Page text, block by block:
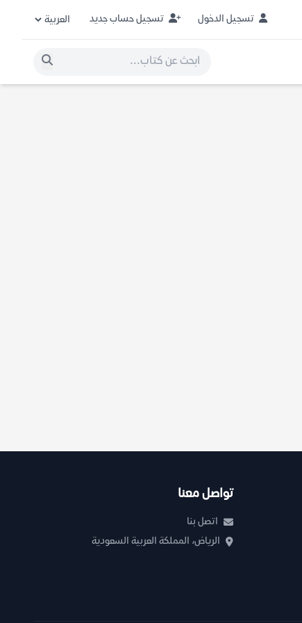
تسجيل الدخول تسجيل حساب جديد
تواصل معنا
اتصل بنا
الرياض، المملكة العربية السعودية